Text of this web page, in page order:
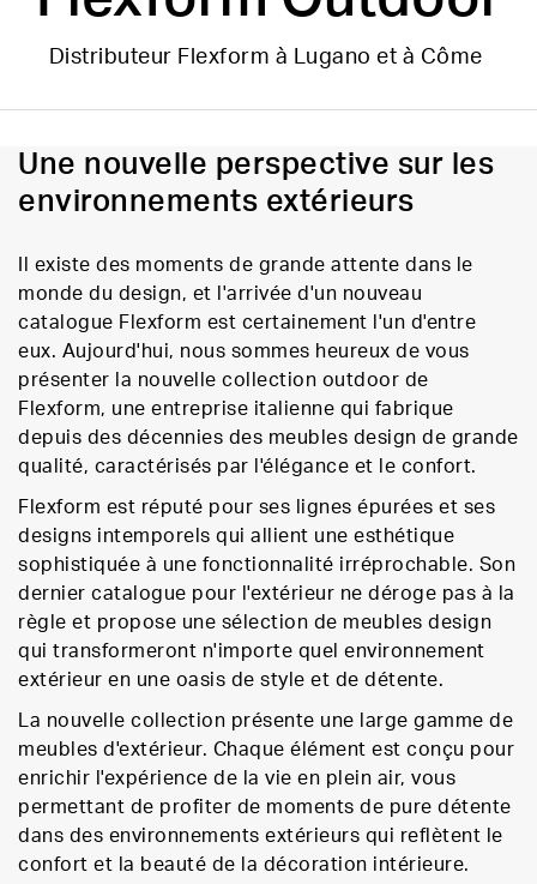
Distributeur Flexform à Lugano et à Côme
Une nouvelle perspective sur les
environnements extérieurs
Il existe des moments de grande attente dans le
monde du design, et l'arrivée d'un nouveau
catalogue Flexform est certainement l'un d'entre
eux. Aujourd'hui, nous sommes heureux de vous
présenter la nouvelle collection outdoor de
Flexform, une entreprise italienne qui fabrique
depuis des décennies des meubles design de grande
qualité, caractérisés par l'élégance et le confort.
Flexform est réputé pour ses lignes épurées et ses
designs intemporels qui allient une esthétique
sophistiquée à une fonctionnalité irréprochable. Son
dernier catalogue pour l'extérieur ne déroge pas à la
règle et propose une sélection de meubles design
qui transformeront n'importe quel environnement
extérieur en une oasis de style et de détente.
La nouvelle collection présente une large gamme de
meubles d'extérieur. Chaque élément est conçu pour
enrichir l'expérience de la vie en plein air, vous
permettant de profiter de moments de pure détente
dans des environnements extérieurs qui reflètent le
confort et la beauté de la décoration intérieure.